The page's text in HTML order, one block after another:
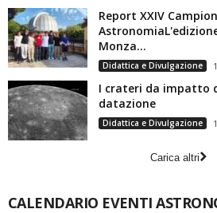
Report XXIV
Monza...
Didattica e Divulgazione
I crateri da impatto
datazione
Didattica e Divulgazione
Carica altri
CALENDARIO EVENTI